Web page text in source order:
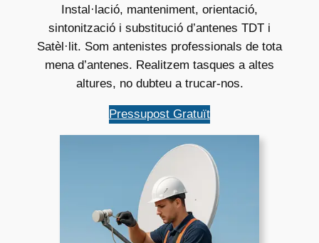
Instal·lació, manteniment, orientació,
sintonització i substitució d’antenes TDT i
Satèl·lit. Som antenistes professionals de tota
mena d’antenes. Realitzem tasques a altes
altures, no dubteu a trucar-nos.
Pressupost Gratuït